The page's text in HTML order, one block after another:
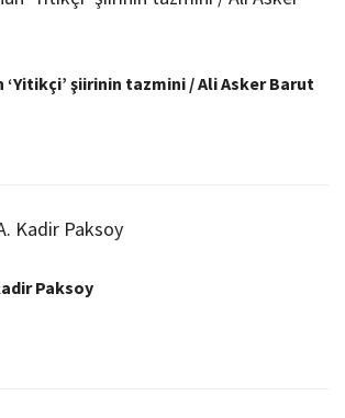
‘Yitikçi’ şiirinin tazmini / Ali Asker Barut
Paksoy